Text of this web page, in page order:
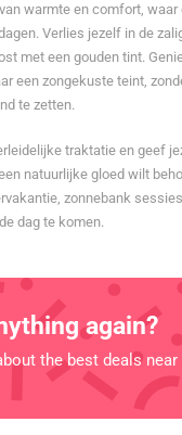
warmte en comfort,
Verlies jezelf in de
met een gouden tint.
een zongekuste teint,
te zetten.
traktatie en geef
natuurlijke gloed wilt
zonnebank
dag te komen.
again?
the best deals